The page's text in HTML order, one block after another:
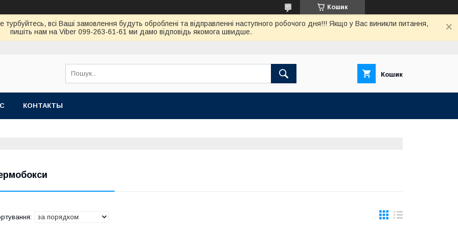
Кошик
всi Вашi замовлення будуть обробленi та вiдправленнi наступного робочого дня!!! Якщо у Вас виникли питання,
пишiть нам на Viber 099-263-61-61 ми дамо вiдповiдь якомога швидше.
Кошик
КОНТАКТЫ